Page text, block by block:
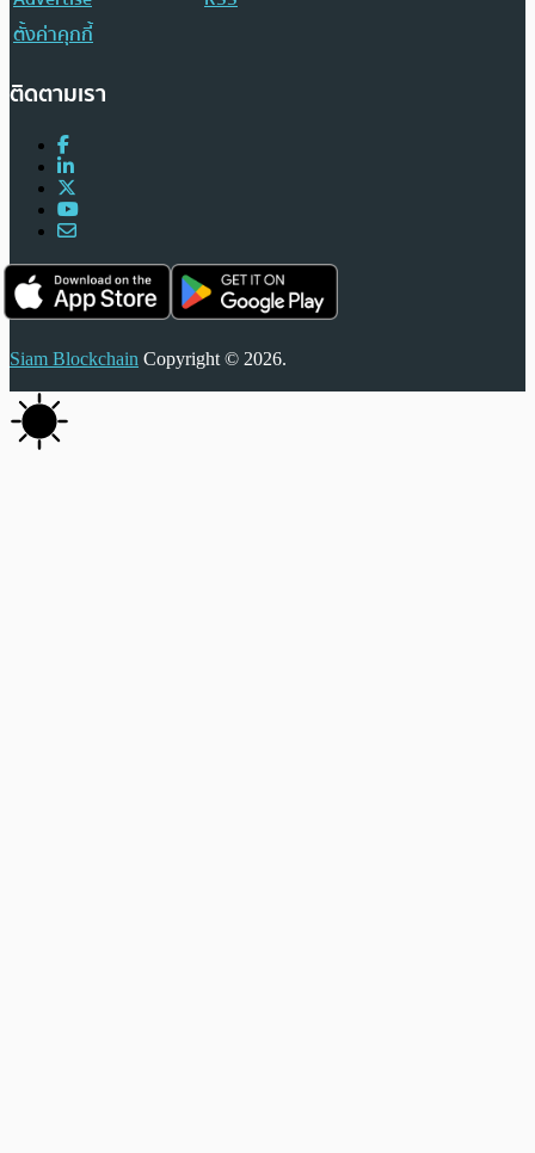
ตั้งค่าคุกกี้
ติดตามเรา
Siam Blockchain Copyright © 2026.